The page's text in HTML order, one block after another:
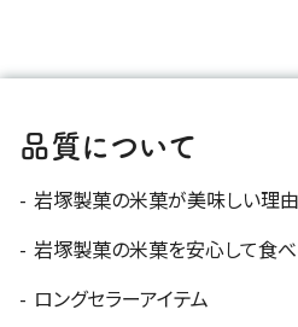
品質について
岩塚製菓の米菓が美味しい理由
岩塚製菓の米菓を安心して食
ロングセラーアイテム